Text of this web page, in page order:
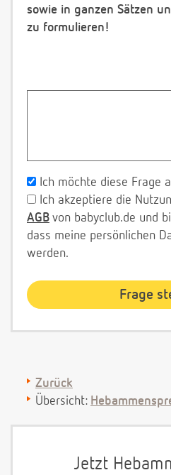
sowie in ganzen Sätzen
zu formulieren!
Ich möchte diese Frage
Ich akzeptiere die
AGB von babyclub.de und
dass meine persönlichen
werden.
Zurück
Übersicht:
Jetzt